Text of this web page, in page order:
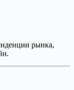
рынка,